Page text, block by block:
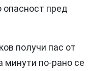
опасност пред
получи пас от
минути по-рано се